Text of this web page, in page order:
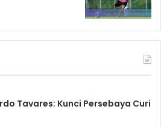
Tavares: Kunci Persebaya Curi